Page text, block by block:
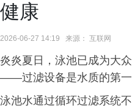
健康
2026-06-27 14:19 来源： 互联网
炎炎夏日，泳池已成为大
——过滤设备是水质的第一
泳池水通过循环过滤系统